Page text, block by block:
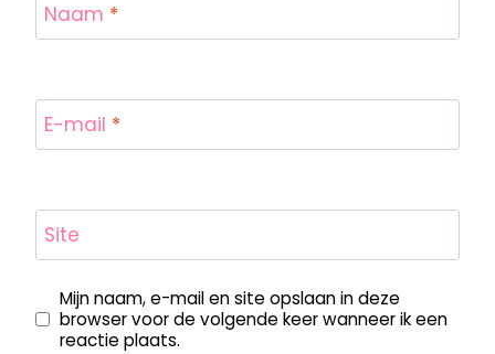
Naam *
E-mail *
Site
Mijn naam, e-mail en site opslaan in deze
browser voor de volgende keer wanneer ik een
reactie plaats.